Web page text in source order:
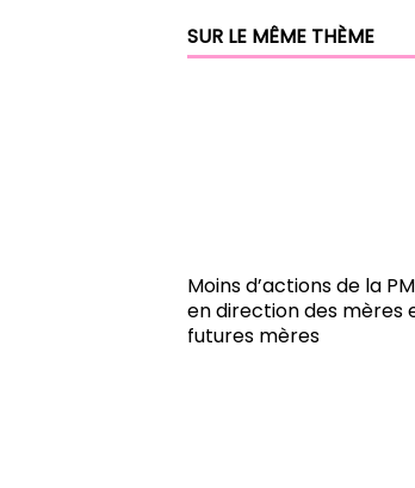
SUR LE MÊME THÈME
Moins d’actions de la
en direction des mères
futures mères